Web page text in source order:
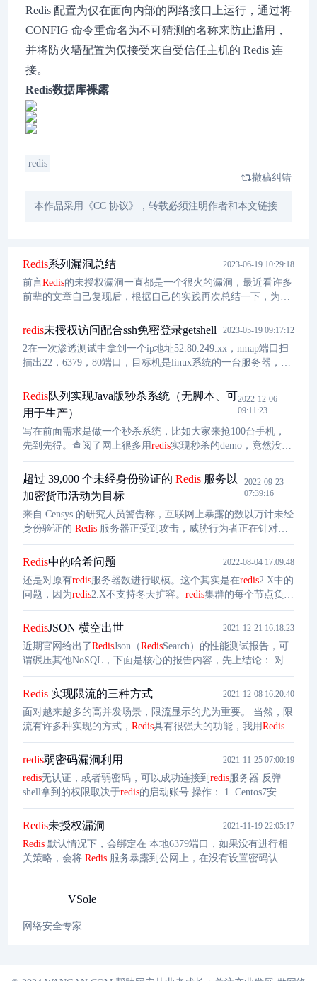
Redis 配置为仅在面向内部的网络接口上运行，通过将
CONFIG 命令重命名为不可猜测的名称来防止滥用，
并将防火墙配置为仅接受来自受信任主机的 Redis 连
接。
Redis数据库裸露
redis
撤稿纠错
本作品采用《CC 协议》，转载必须注明作者和本文链接
Redis系列漏洞总结 2023-06-19 10:29:18
前言Redis的未授权漏洞一直都是一个很火的漏洞，最近看许多
前辈的文章自己复现后，根据自己的实践再次总结一下，为日
后复习方便回顾。Redis简介redis是一个key-value存储系统。和
Memcached类似，它支持存储的value类型相对更多，包括
string、list、set、zset和hash。这些数据类型都支持push/pop、
add/remove及取交集并集和差集及更丰富的操作，而且这些操
作都是原子性的。在此基础上，redis支持各种不同方式的排
序。
redis未授权访问配合ssh免密登录getshell 2023-05-19 09:17:12
2在一次渗透测试中拿到一个ip地址52.80.249.xx，nmap端口扫
描出22，6379，80端口，目标机是linux系统的一台服务器，
6379为redis的默认端口，尝试对其进行利用。
Redis队列实现Java版秒杀系统（无脚本、可
用于生产）
2022-12-06
09:11:23
写在前面需求是做一个秒杀系统，比如大家来抢100台手机，
先到先得。查阅了网上很多用redis实现秒杀的demo，竟然没一
个能用的！！！有些是php的，没闲心研究了，现在说说为什
么不能用：绝大多数的DEMO都是基于 redis的watch特性的事务
实现①，个别是基于
redis 分布式锁实现②。当然还有些用了脚
本的，我也没仔细看是lua还是调用
研究哇。并且使用这种方式实现呢，在并发量较大的时候，过
多的重试线程应该会严重影响服务器性能。
超过 39,000 个未经身份验证的 Redis 服务以
加密货币活动为目标
2022-09-23
07:39:16
来自 Censys 的研究人员警告称，互联网上暴露的数以万计未经
身份验证的 Redis 服务器正受到攻击，威胁行为者正在针对这
些实例安装加密货币矿工。在公共互联网上的 350,675 个Redis
服务中，有 39,405 个未经身份验证的
服务。
Redis中的哈希问题 2022-08-04 17:09:48
还是对原有redis服务器数进行取模。这个其实是在redis2.X中的
问题，因为redis2.X不支持冬天扩容。 redis集群的每个节点负责
一部分哈希槽，这种结构很容易添加或者删除节点，并且无论
是添加删除或者修改某一个节点，都不会造成集群不可用的状
态。由于这些虚拟节点数量很多，均匀分布，因此不会造成"雪
崩"现象。
RedisJSON 横空出世 2021-12-21 16:18:23
近期官网给出了RedisJson（RedisSearch）的性能测试报告，可
谓碾压其他NoSQL，下面是核心的报告内容，先上结论： 对于
隔离写入(isolated writes)，RedisJSON 比 MongoDB 快 5.4 倍，
比 ElasticSearch 快 200 倍以上。 对于隔离读取(isolated
Redis
Redis 实现限流的三种方式 2021-12-08 16:20:40
面对越来越多的高并发场景，限流显示的尤为重要。 当然，限
流有许多种实现的方式， Redis具有很强大的功能，我用Redis实
践了三种的实现方式，可以较为简单的实现其方式。Redis不仅
仅是可以做限流，还可以做数据统计，附近的人等功能，这些
redis弱密码漏洞利用 2021-11-25 07:00:19
redis无认证，或者弱密码，可以成功连接到 redis服务器 反弹
shell拿到的权限取决于redis
的启动账号 操作： 1. Centos7安装
redis
客户端 #yum installredis --查看是否有redisyum 源#yum
install epel-release --下载fedora的epel仓库# yum install redis -
Redis未授权漏洞 2021-11-19 22:05:17
Redis 默认情况下，会绑定在 本地6379端口，如果没有进行相
关策略，会将 Redis 服务暴露到公网上，在没有设置密码认证
到期了就没脱敏。
VSole
网络安全专家